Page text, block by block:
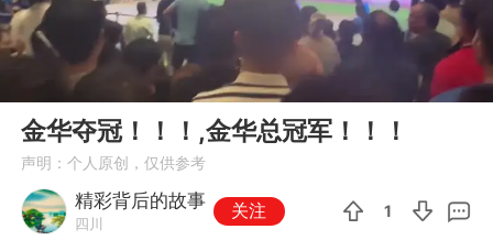
01:32
金华夺冠！！！,金华总冠军！！！
声明：个人原创，仅供参考
精彩背后的故事
四川
关注 1